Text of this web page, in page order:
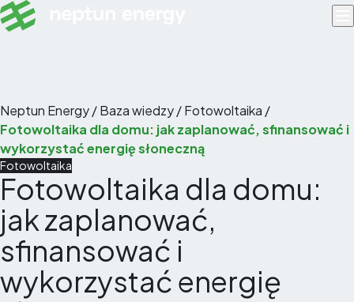
Skip to content
Neptun Energy/Baza wiedzy/Fotowoltaika /
Fotowoltaika dla domu: jak zaplanować, sfinansować i
wykorzystać energię słoneczną
Fotowoltaika
Fotowoltaika dla domu:
jak zaplanować,
sfinansować i
wykorzystać energię